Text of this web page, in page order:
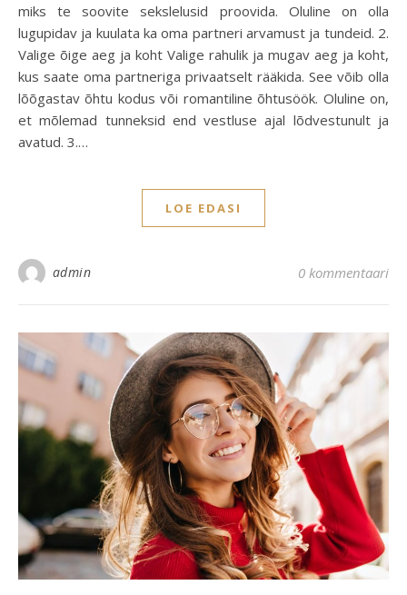
miks te soovite sekslelusid proovida. Oluline on olla
lugupidav ja kuulata ka oma partneri arvamust ja tundeid. 2.
Valige õige aeg ja koht Valige rahulik ja mugav aeg ja koht,
kus saate oma partneriga privaatselt rääkida. See võib olla
lõõgastav õhtu kodus või romantiline õhtusöök. Oluline on,
et mõlemad tunneksid end vestluse ajal lõdvestunult ja
avatud. 3.…
LOE EDASI
admin 0 kommentaari